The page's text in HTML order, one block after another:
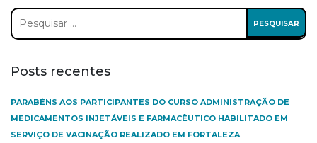
Pesquisar
por:
Posts recentes
PARABÉNS AOS PARTICIPANTES DO CURSO ADMINISTRAÇÃO DE
MEDICAMENTOS INJETÁVEIS E FARMACÊUTICO HABILITADO EM
SERVIÇO DE VACINAÇÃO REALIZADO EM FORTALEZA